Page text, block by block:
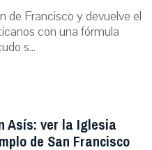
de Francisco y devuelve el
con una fórmula
s...
Asís: ver la Iglesia
de San Francisco